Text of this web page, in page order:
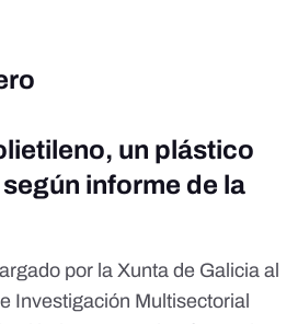
un plástico
informe de la
por la Xunta de Galicia al
Investigación Multisectorial